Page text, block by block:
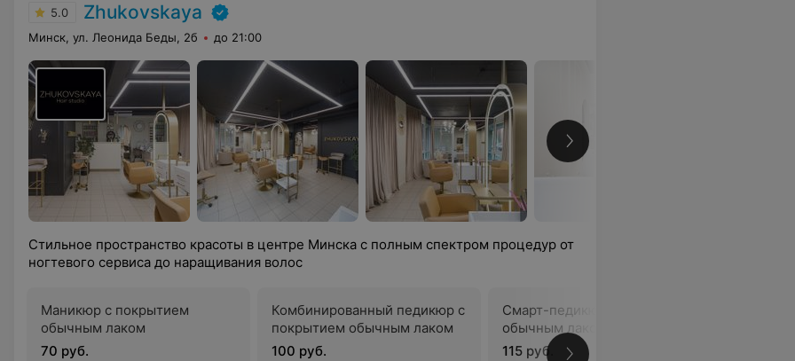
5.0 Zhukovskaya
Минск, ул. Леонида Беды, 2б до 21:00
Стильное пространство красоты в центре Минска с полным спектром процедур от
ногтевого сервиса до наращивания волос
Маникюр с покрытием
обычным лаком
70 руб.
Комбинированный педикюр с
покрытием обычным лаком
100 руб.
Смарт-педикюр с покрытием
обычным лаком
115 руб.